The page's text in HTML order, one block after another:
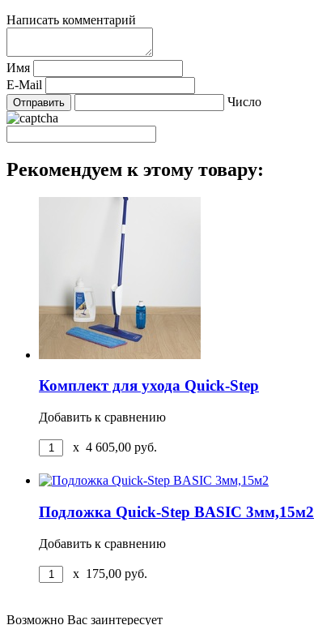
Написать комментарий
Имя
E-Mail
Число
Рекомендуем к этому товару:
Комплект для ухода Quick-Step
Добавить к сравнению
x 4 605,00 руб.
Подложка Quick-Step BASIC 3мм,15м2
Добавить к сравнению
x 175,00 руб.
Возможно Вас заинтересует